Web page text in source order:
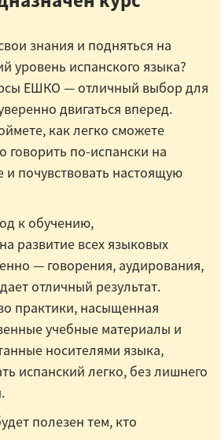
знания и подняться на
уровень испанского языка?
ЕШКО — отличный выбор для
двигаться вперед.
как легко сможете
говорить по-испански на
почувствовать настоящую
к обучению,
развитие всех языковых
— говорения, аудирования,
отличный результат.
практики, насыщенная
учебные материалы и
носителями языка,
испанский легко, без лишнего
полезен тем, кто